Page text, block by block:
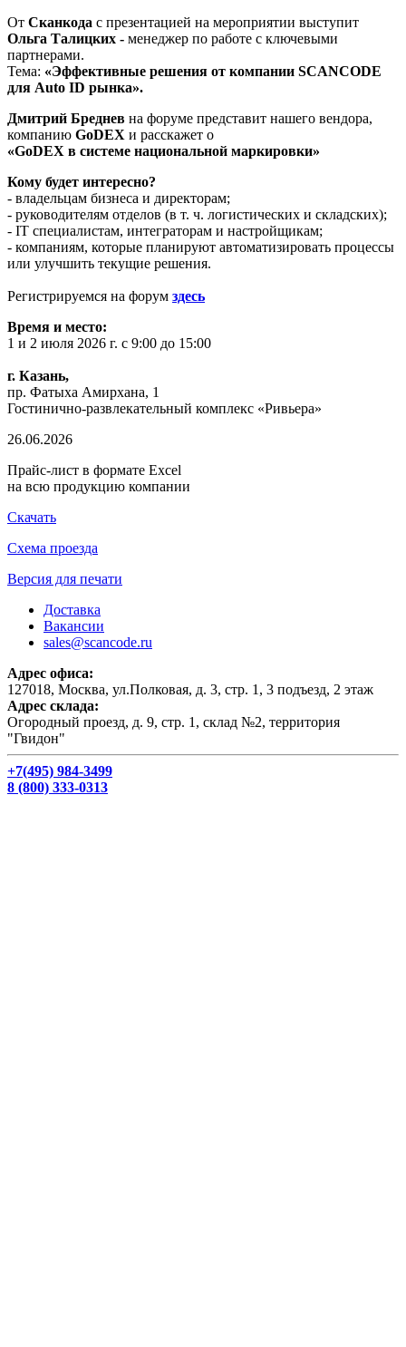
От Сканкода с презентацией на мероприятии выступит
Ольга Талицких - менеджер по работе с ключевыми
партнерами.
Тема: «Эффективные решения от компании SCANCODE
для Auto ID рынка».
Дмитрий Бреднев на форуме представит нашего вендора,
компанию GoDEX и расскажет о
«GoDEX в системе национальной маркировки»
Кому будет интересно?
- владельцам бизнеса и директорам;
- руководителям отделов (в т. ч. логистических и складских);
- IT специалистам, интеграторам и настройщикам;
- компаниям, которые планируют автоматизировать процессы
или улучшить текущие решения.
Регистрируемся на форум здесь
Время и место:
1 и 2 июля 2026 г. с 9:00 до 15:00
г. Казань,
пр. Фатыха Амирхана, 1
Гостинично-развлекательный комплекс «Ривьера»
26.06.2026
Прайс-лист в формате Excel
на всю продукцию компании
Скачать
Схема проезда
Версия для печати
Доставка
Вакансии
sales@scancode.ru
Адрес офиса:
127018, Москва, ул.Полковая, д. 3, стр. 1, 3 подъезд, 2 этаж
Адрес склада:
Огородный проезд, д. 9, стр. 1, склад №2, территория
"Гвидон"
+7(495) 984-3499
8 (800) 333-0313